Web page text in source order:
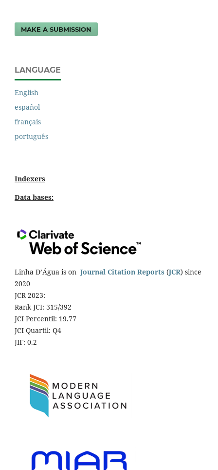
MAKE A SUBMISSION
LANGUAGE
English
español
français
português
Indexers
Data bases:
Linha D’Água is on Journal Citation Reports (JCR) since
2020
JCR 2023:
Rank JCI: 315/392
JCI Percentil: 19.77
JCI Quartil: Q4
JIF: 0.2